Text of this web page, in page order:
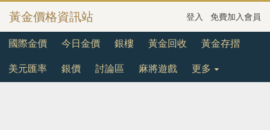
黃金價格資訊站 登入 免費加入會員
國際金價 今日金價 銀樓 黃金回收 黃金存摺
美元匯率 銀價 討論區 麻將遊戲 更多